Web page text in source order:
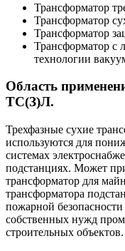
Трансформатор
Трансформатор
Трансформатор
Трансформатор с
технологии
Область
ТС(З)Л.
Трехфазные сухие
используются для
системах
подстанциях. Может
трансформатор для
трансформатора
пожарной безопасности
собственных нужд
строительных объектов.